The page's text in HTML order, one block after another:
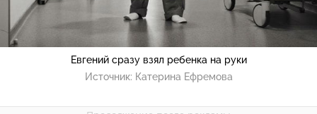
Евгений сразу взял ребенка на руки
Источник: Катерина Ефремова